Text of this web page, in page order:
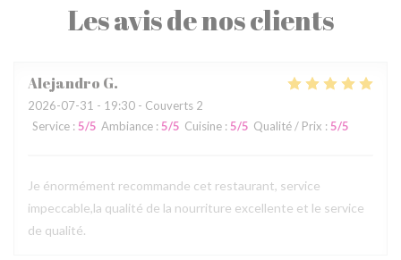
Les avis de nos clients
Alejandro G
2026-07-31 - 19:30 - Couverts 2
Service : 5/5 Ambiance : 5/5 Cuisine : 5/5 Qualité / Prix : 5/5
Je énormément recommande cet restaurant, service
impeccable,la qualité de la nourriture excellente et le service
de qualité.